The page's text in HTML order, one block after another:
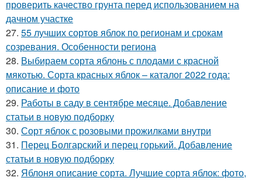
проверить качество грунта перед использованием на
дачном участке
27. 55 лучших сортов яблок по регионам и срокам
созревания. Особенности региона
28. Выбираем сорта яблонь с плодами с красной
мякотью. Сорта красных яблок – каталог 2022 года:
описание и фото
29. Работы в саду в сентябре месяце. Добавление
статьи в новую подборку
30. Сорт яблок с розовыми прожилками внутри
31. Перец Болгарский и перец горький. Добавление
статьи в новую подборку
32. Яблоня описание сорта. Лучшие сорта яблок: фото,